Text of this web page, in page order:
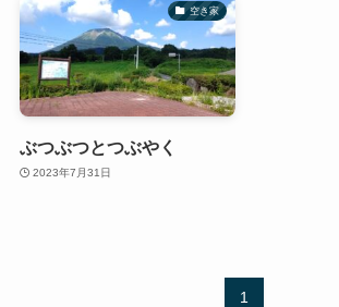
空き家
ぶつぶつとつぶやく
2023年7月31日
1